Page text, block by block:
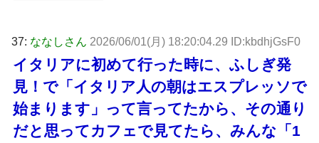
37: ななしさん 2026/06/01(月) 18:20:04.29 ID:kbdhjGsF0
イタリアに初めて行った時に、ふしぎ発
見！で「イタリア人の朝はエスプレッソで
始まります」って言ってたから、その通り
だと思ってカフェで見てたら、みんな「1